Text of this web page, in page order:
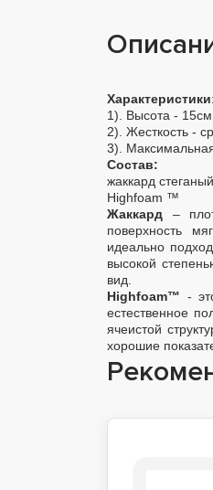
Характеристики:
1). Высота - 15см.
2). Жесткость -
3).
Cостав:
жаккард стеганый
Highfoam ™
Жаккард –
поверхность
идеально
высокой
вид.
Highfoam™ -
естественное
ячеистой
хорошие